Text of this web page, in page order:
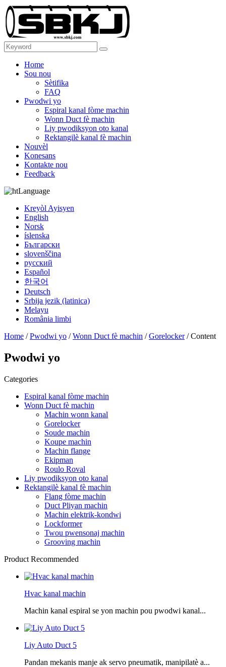
Home
Sou nou
Sètifika
FAQ
Pwodwi yo
Espiral kanal fòme machin
Wonn Duct fè machin
Liy pwodiksyon oto kanal
Rektangilè kanal fè machin
Nouvèl
Konesans
Kontakte nou
Feedback
Language
Kreyòl Ayisyen
English
Norsk
íslenska
Български
slovenščina
русский
Español
한국어
Deutsch
Srbija jezik (latinica)
Melayu
România limbi
Home /Pwodwi yo /Wonn Duct fè machin /Gorelocker/ Content
Pwodwi yo
Categories
Espiral kanal fòme machin
Wonn Duct fè machin
Machin wonn kanal
Gorelocker
Soude machin
Koupe machin
Machin flange
Ekipman
Roulo Roval
Liy pwodiksyon oto kanal
Rektangilè kanal fè machin
Flang fòme machin
Duct Pliyan machin
Machin elektrik-kondwi
Lockformer
Twou pwensonaj machin
Grooving machin
Product Recommended
Hvac kanal machin
Machin kanal espiral se yon machin pou pwodwi kanal...
Liy Auto Duct 5
Pandan mekanis manje ak servo pneumatik, manipilatè a...